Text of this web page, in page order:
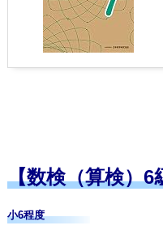
【数検（算検）6
小6程度